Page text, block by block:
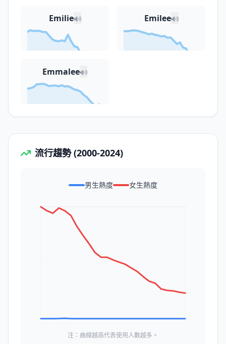
Emilie Emilee
Emmalee
流行趨勢 (2000-2024)
男生熱度 女生熱度
注：曲線越高代表使用人數越多。